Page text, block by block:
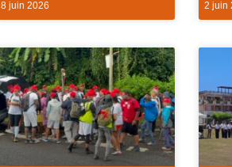
8 juin 2026 2 juin